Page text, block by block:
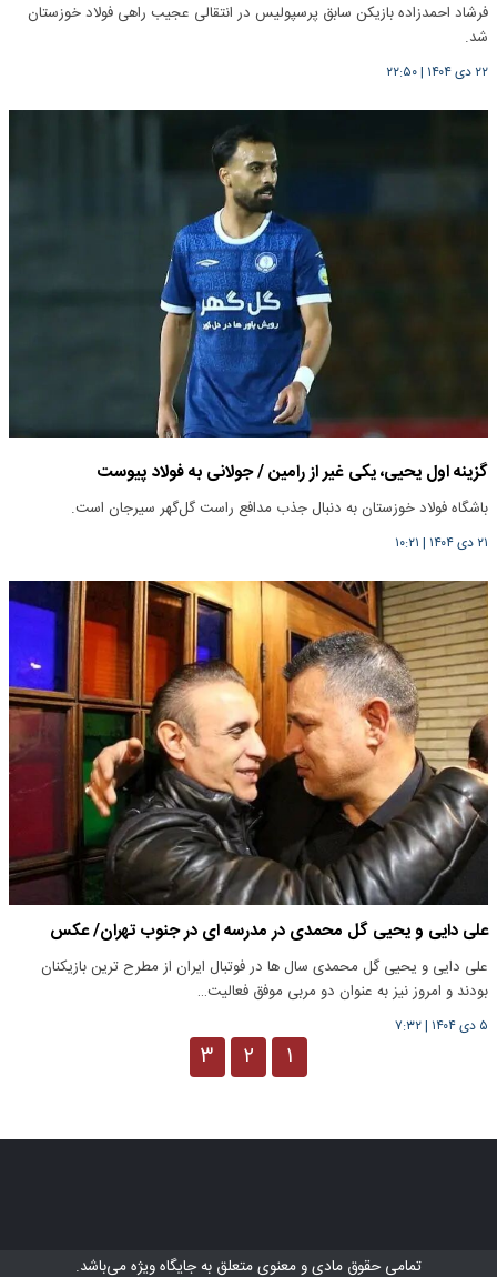
فرشاد احمدزاده بازیکن سابق پرسپولیس در انتقالی عجیب راهی فولاد خوزستان
شد.
۲۲ دی ۱۴۰۴ |۲۲:۵۰
گزینه اول یحیی، یکی غیر از رامین / جولانی به فولاد پیوست
باشگاه فولاد خوزستان به دنبال جذب مدافع راست گل‌گهر سیرجان است.
۲۱ دی ۱۴۰۴ | ۱۰:۲۱
علی دایی و یحیی گل محمدی در مدرسه ای در جنوب تهران/ عکس
علی دایی و یحیی گل محمدی سال ها در فوتبال ایران از مطرح ترین بازیکنان
بودند و امروز نیز به عنوان دو مربی موفق فعالیت…
۵ دی ۱۴۰۴ |۷:۳۲
۱ ۲ ۳
تمامی حقوق مادی و معنوی متعلق بهجایگاه ویژهمی‌باشد.